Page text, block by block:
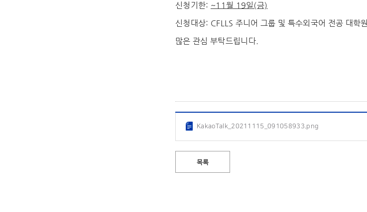
신청기한: ~11월 19일(금)
신청대상: CFLLS 주니어 그룹 및 특수외국어 전공 대학
많은 관심 부탁드립니다.
KakaoTalk_20211115_091058933.png
목록